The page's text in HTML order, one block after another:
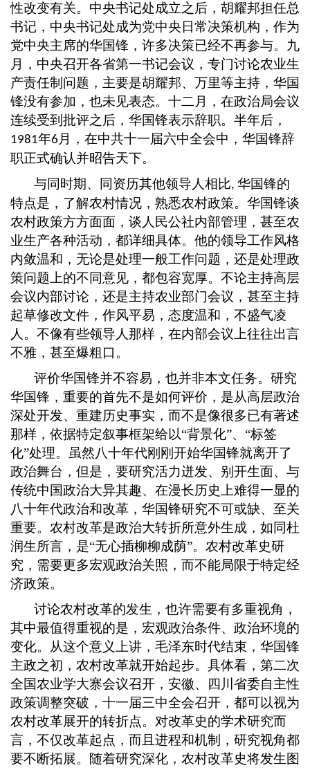
性改变有关。中央书记处成立之后，胡耀邦担任总
书记，中央书记处成为党中央日常决策机构，作为
党中央主席的华国锋，许多决策已经不再参与。九
月，中央召开各省第一书记会议，专门讨论农业生
产责任制问题，主要是胡耀邦、万里等主持，华国
锋没有参加，也未见表态。十二月，在政治局会议
连续受到批评之后，华国锋表示辞职。半年后，
1981年6 月，在中共十一届六中全会中，华国锋辞
职正式确认并昭告天下。
与同时期、同资历其他领导人相比, 华国锋的
特点是，了解农村情况，熟悉农村政策。华国锋谈
农村政策方方面面，谈人民公社内部管理，甚至农
业生产各种活动，都详细具体。他的领导工作风格
内敛温和，无论是处理一般工作问题，还是处理政
策问题上的不同意见，都包容宽厚。不论主持高层
会议内部讨论，还是主持农业部门会议，甚至主持
起草修改文件，作风平易，态度温和，不盛气凌
人。不像有些领导人那样，在内部会议上往往出言
不雅，甚至爆粗口。
评价华国锋并不容易，也并非本文任务。研究
华国锋，重要的首先不是如何评价，是从高层政治
深处开发、重建历史事实，而不是像很多已有著述
那样，依据特定叙事框架给以“背景化”、“标签
化”处理。虽然八十年代刚刚开始华国锋就离开了
政治舞台，但是，要研究活力迸发、别开生面、与
传统中国政治大异其趣、在漫长历史上难得一显的
八十年代政治和改革，华国锋研究不可或缺、至关
重要。农村改革是政治大转折所意外生成，如同杜
润生所言，是“无心插柳柳成荫”。农村改革史研
究，需要更多宏观政治关照，而不能局限于特定经
济政策。
讨论农村改革的发生，也许需要有多重视角，
其中最值得重视的是，宏观政治条件、政治环境的
变化。从这个意义上讲，毛泽东时代结束，华国锋
主政之初，农村改革就开始起步。具体看，第二次
全国农业学大寨会议召开，安徽、四川省委自主性
政策调整突破，十一届三中全会召开，都可以视为
农村改革展开的转折点。对改革史的学术研究而
言，不仅改革起点，而且进程和机制，研究视角都
要不断拓展。随着研究深化，农村改革史将发生图